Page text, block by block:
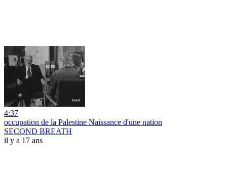
4:37
occupation de la Palestine Naissance d'une nation
SECOND BREATH
il y a 17 ans